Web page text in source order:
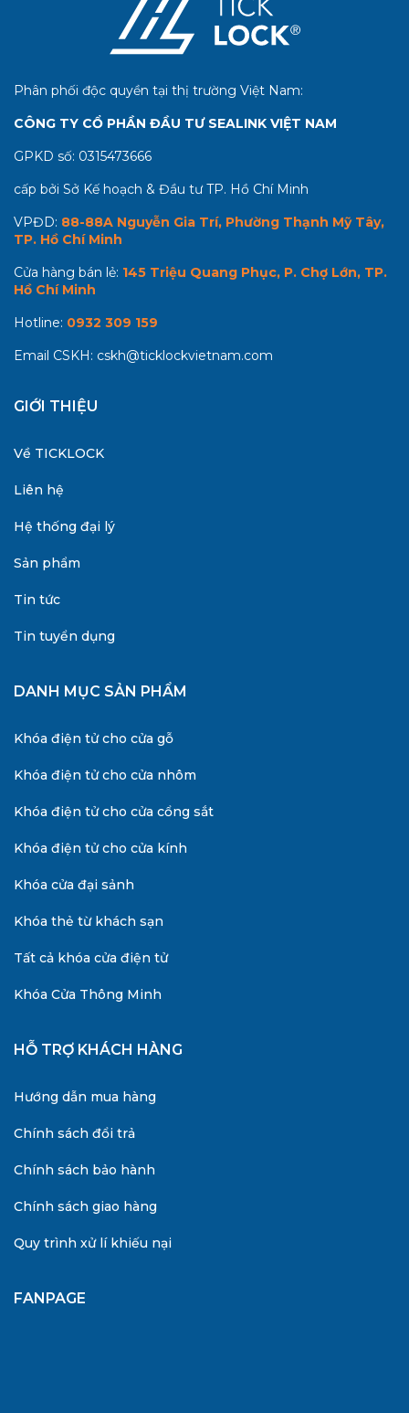
Phân phối độc quyền tại thị trường Việt Nam:
CÔNG TY CỔ PHẦN ĐẦU TƯ SEALINK VIỆT NAM
GPKD số: 0315473666
cấp bởi Sở Kế hoạch & Đầu tư TP. Hồ Chí Minh
VPĐD: 88-88A Nguyễn Gia Trí, Phường Thạnh Mỹ Tây,
TP. Hồ Chí Minh
Cửa hàng bán lẻ: 145 Triệu Quang Phục, P. Chợ Lớn, TP.
Hồ Chí Minh
Hotline: 0932 309 159
Email CSKH: cskh@ticklockvietnam.com
GIỚI THIỆU
Về TICKLOCK
Liên hệ
Hệ thống đại lý
Sản phẩm
Tin tức
Tin tuyển dụng
DANH MỤC SẢN PHẨM
Khóa điện tử cho cửa gỗ
Khóa điện tử cho cửa nhôm
Khóa điện tử cho cửa cổng sắt
Khóa điện tử cho cửa kính
Khóa cửa đại sảnh
Khóa thẻ từ khách sạn
Tất cả khóa cửa điện tử
Khóa Cửa Thông Minh
HỖ TRỢ KHÁCH HÀNG
Hướng dẫn mua hàng
Chính sách đổi trả
Chính sách bảo hành
Chính sách giao hàng
Quy trình xử lí khiếu nại
FANPAGE